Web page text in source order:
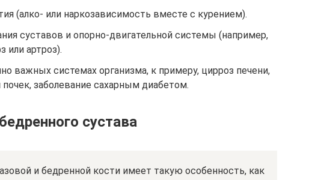
(алко- или наркозависимость вместе с курением).
суставов и опорно-двигательной системы (например,
или артроз).
важных системах организма, к примеру, цирроз печени,
заболевание сахарным диабетом.
сустава
и бедренной кости имеет такую особенность, как